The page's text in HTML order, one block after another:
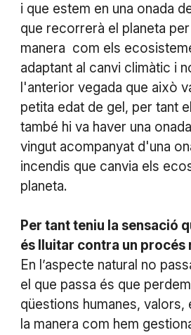
i que estem en una onada
que recorrerà el planeta
manera com els
adaptant al canvi climàtic i
l'anterior vegada que això
petita edat de gel, per tant
també hi va haver una
vingut acompanyat d'una
incendis que canvia els
planeta.
Per tant teniu la sensació
és lluitar contra un procés
En l’aspecte natural no
el que passa és que
qüestions humanes, valors,
la manera com hem